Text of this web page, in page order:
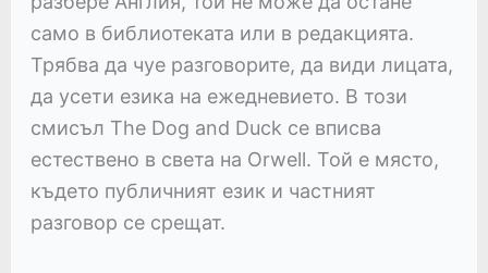
само в библиотеката или в редакцията.
Трябва да чуе разговорите, да види лицата,
да усети езика на ежедневието. В този
смисъл The Dog and Duck се вписва
естествено в света на Orwell. Той е място,
където публичният език и частният
разговор се срещат.